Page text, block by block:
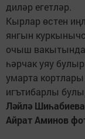
диләр егетләр.
Кырлар өстен
янгын
очыш
һәрчак уяу
умарта
игътибарлы
Ләйлә
Айрат Аминов